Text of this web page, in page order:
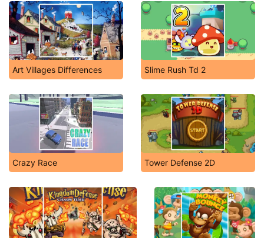
Art Villages Differences Slime Rush Td 2
Crazy Race Tower Defense 2D